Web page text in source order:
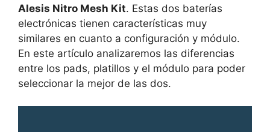
Alesis Nitro Mesh Kit. Estas dos baterías
electrónicas tienen características muy
similares en cuanto a configuración y módulo.
En este artículo analizaremos las diferencias
entre los pads, platillos y el módulo para poder
seleccionar la mejor de las dos.